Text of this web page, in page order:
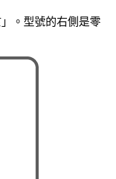
。型號的右側是零